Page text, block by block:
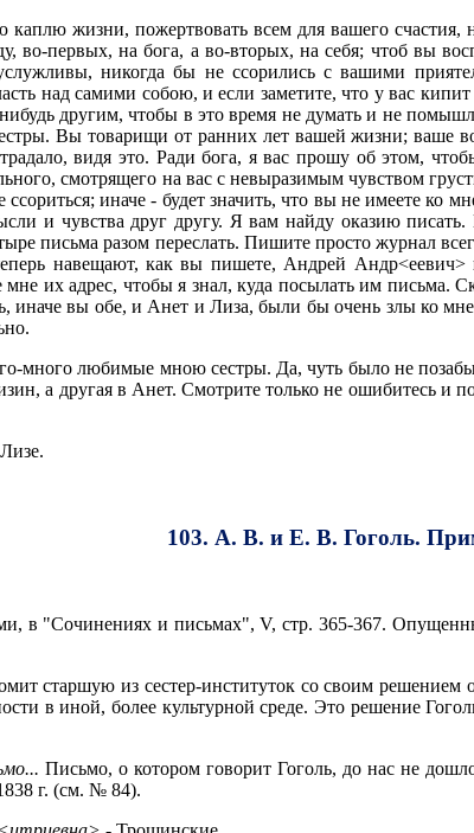
каплю жизни, пожертвовать всем для вашего
во-первых, на бога, а во-вторых, на себя; чтоб вы
никогда бы не ссорились с вашими
над самими собою, и если заметите, что у вас
нибудь другим, чтобы в это время не думать и не
Вы товарищи от ранних лет вашей жизни; ваше
видя это. Ради бога, я вас прошу об этом,
смотрящего на вас с невыразимым чувством
ссориться; иначе - будет значить, что вы не имеете
и чувства друг другу. Я вам найду оказию
письма разом переслать. Пишите просто журнал
навещают, как вы пишете, Андрей
их адрес, чтобы я знал, куда посылать им письма.
вы обе, и Анет и Лиза, были бы очень злы ко
много любимые мною сестры. Да, чуть было не
а другая в Анет. Смотрите только не ошибитесь
103. А. В. и Е. В. Гоголь.
в "Сочинениях и письмах", V, стр. 365-367.
старшую из сестер-институток со своим
в иной, более культурной среде. Это решение
Письмо, о котором говорит Гоголь, до нас не
г. (см. № 84).